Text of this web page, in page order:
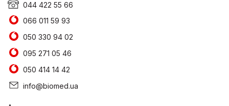
044 422 55 66
066 011 59 93
050 330 94 02
095 271 05 46
050 414 14 42
info@biomed.ua